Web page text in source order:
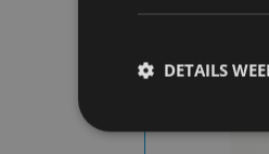
DETAILS